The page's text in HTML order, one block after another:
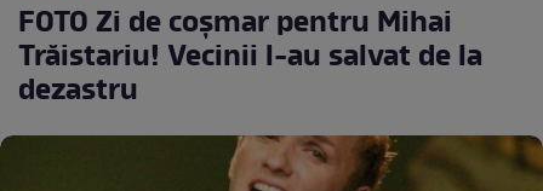
FOTO Zi de coşmar pentru Mihai
Trăistariu! Vecinii l-au salvat de la
dezastru